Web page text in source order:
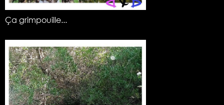
Ça grimpouille...